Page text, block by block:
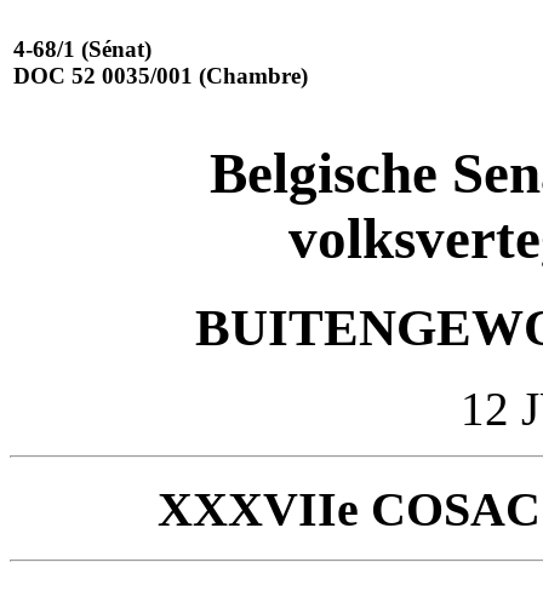
4-68/1 (Sénat)
DOC 52 0035/001 (Chambre)
Belgische
12
XXXVIIe COSAC